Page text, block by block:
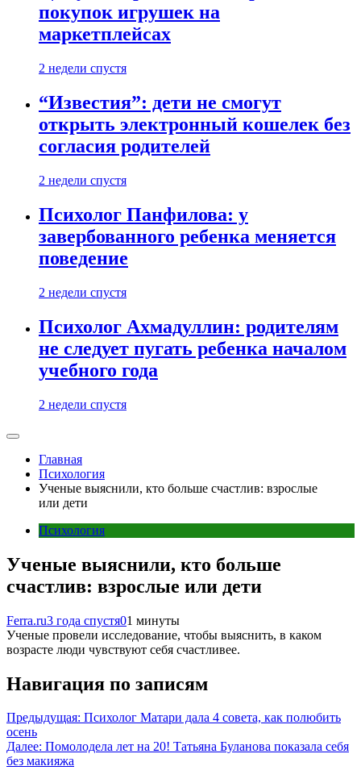
покупок игрушек на
маркетплейсах
2 недели спустя
“Известия”: дети не смогут
открыть электронный кошелек без
согласия родителей
2 недели спустя
Психолог Панфилова: у
завербованного ребенка меняется
поведение
2 недели спустя
Психолог Ахмадуллин: родителям
не следует пугать ребенка началом
учебного года
2 недели спустя
Главная
Психология
Ученые выяснили, кто больше счастлив: взрослые
или дети
Психология
Ученые выяснили, кто больше
счастлив: взрослые или дети
Ferra.ru3 года спустя01 минуты
Ученые провели исследование, чтобы выяснить, в каком
возрасте люди чувствуют себя счастливее.
Навигация по записям
Предыдущая: Психолог Матари дала 4 совета, как полюбить
осень
Далее: Помолодела лет на 20! Татьяна Буланова показала себя
без макияжа